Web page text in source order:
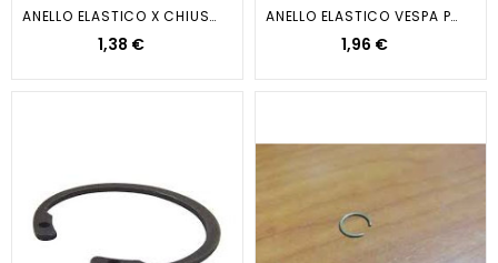
ANELLO ELASTICO X CHIUSURA...
1,38 €
ANELLO ELASTICO VESPA PX GS...
1,96 €